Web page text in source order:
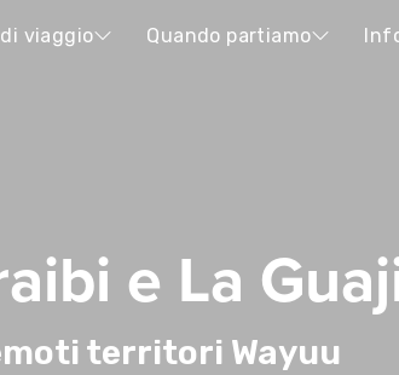
viaggio Quando partiamo
e La
territori Wayuu